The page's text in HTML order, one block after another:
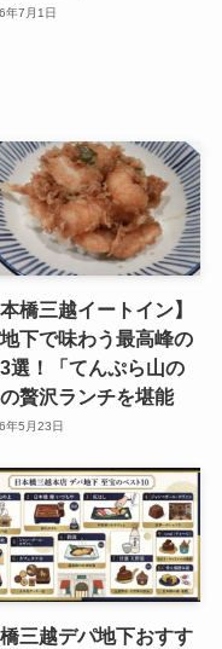
年7月1日
本橋三越イートイン】
下で味わう最高峰の
選！「てんぷら山の
の贅沢ランチを堪能
年5月23日
三越デパ地下おすす